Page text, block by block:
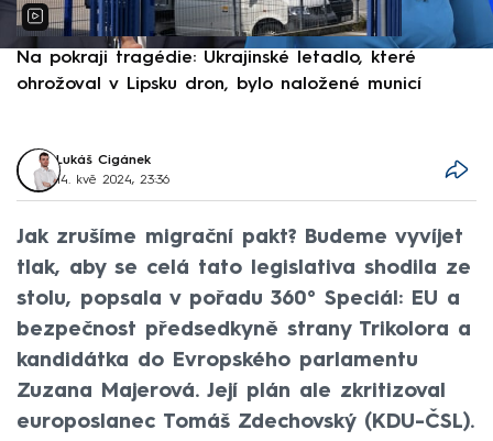
Na pokraji tragédie: Ukrajinské letadlo, které
ohrožoval v Lipsku dron, bylo naložené municí
Lukáš Cigánek
14. kvě 2024, 23:36
Jak zrušíme migrační pakt? Budeme vyvíjet
tlak, aby se celá tato legislativa shodila ze
stolu, popsala v pořadu 360° Speciál: EU a
bezpečnost předsedkyně strany Trikolora a
kandidátka do Evropského parlamentu
Zuzana Majerová. Její plán ale zkritizoval
europoslanec Tomáš Zdechovský (KDU-ČSL).